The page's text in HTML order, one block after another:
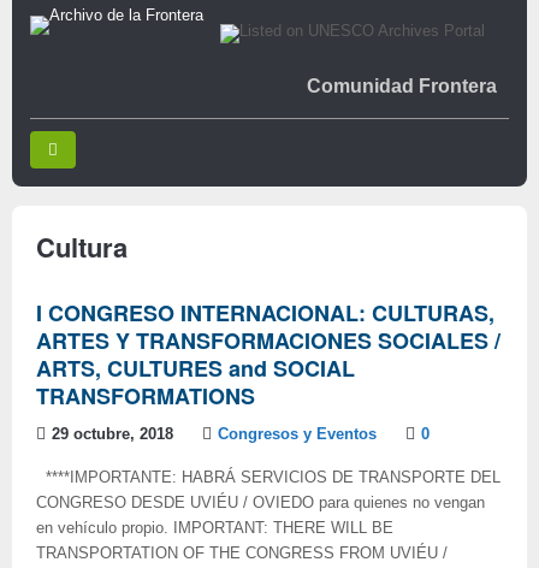
Comunidad Frontera
Cultura
I CONGRESO INTERNACIONAL: CULTURAS,
ARTES Y TRANSFORMACIONES SOCIALES /
ARTS, CULTURES and SOCIAL
TRANSFORMATIONS
29 octubre, 2018 Congresos y Eventos 0
****IMPORTANTE: HABRÁ SERVICIOS DE TRANSPORTE DEL
CONGRESO DESDE UVIÉU / OVIEDO para quienes no vengan
en vehículo propio. IMPORTANT: THERE WILL BE
TRANSPORTATION OF THE CONGRESS FROM UVIÉU /